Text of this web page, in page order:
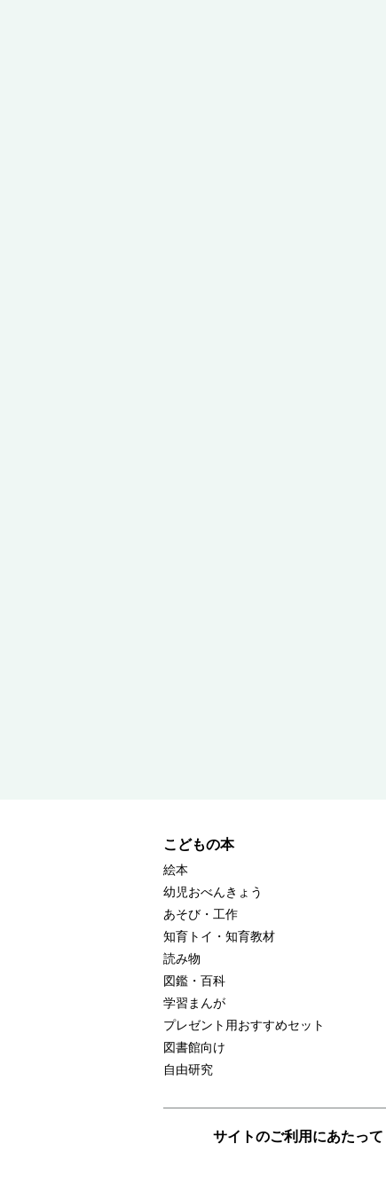
こどもの本
絵本
幼児おべんきょう
あそび・工作
知育トイ・知育教材
読み物
図鑑・百科
学習まんが
プレゼント用おすすめセット
図書館向け
自由研究
サイトのご利用にあたって